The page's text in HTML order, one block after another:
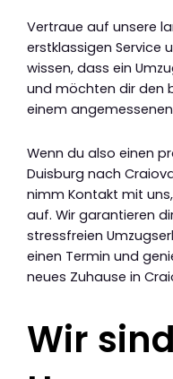
Vertraue auf unsere
erstklassigen Service
wissen, dass ein
und möchten dir den
einem
Wenn du also einen
Duisburg nach
nimm Kontakt mit
auf. Wir garantieren
stressfreien
einen Termin und
neues Zuhause in
Wir